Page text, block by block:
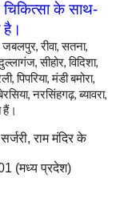
के साथ-
है।
रीवा, सतना,
सीहोर, विदिशा,
पिपरिया, मंडी बमोरा,
नरसिंहगढ़, ब्यावरा,
हैं।
राम मंदिर के
(मध्य प्रदेश)